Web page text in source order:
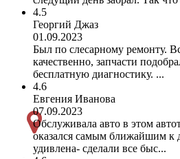
4.5
Георгий Джаз
01.09.2023
Был по слесарному ремонту.
качественно, запчасти
бесплатную диагностику. ...
4.6
Евгения Иванова
07.09.2023
Обслуживала авто в этом
оказался самым ближайшим к
удивлена- сделали все быс...